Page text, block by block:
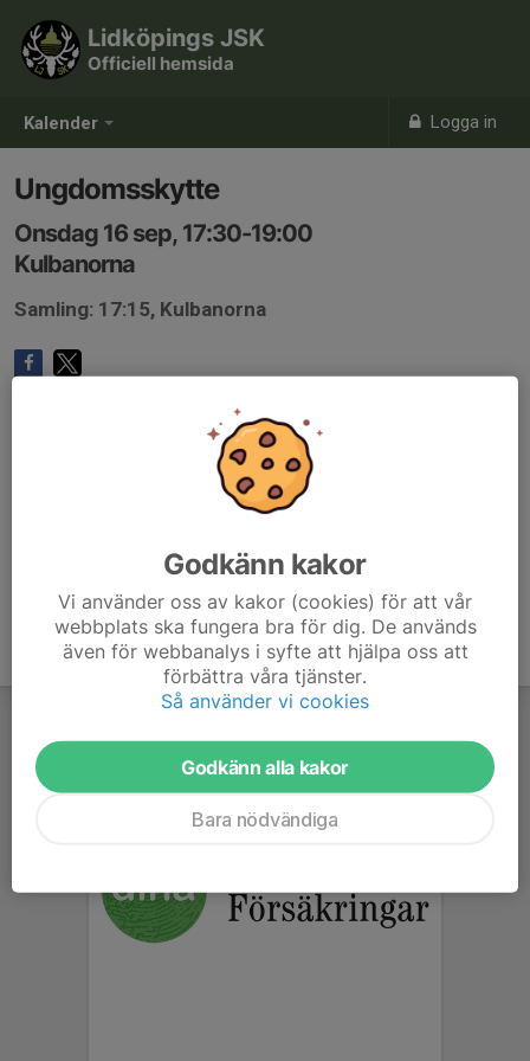
Kalender Logga in
Lidköpings JSK
Officiell hemsida
Ungdomsskytte
Onsdag 16 sep, 17:30-19:00
Kulbanorna
Samling: 17:15, Kulbanorna
Godkänn kakor
Vi använder oss av kakor (cookies) för att vår
webbplats ska fungera bra för dig. De används
även för webbanalys i syfte att hjälpa oss att
förbättra våra tjänster.
Så använder vi cookies
Godkänn alla kakor
Bara nödvändiga